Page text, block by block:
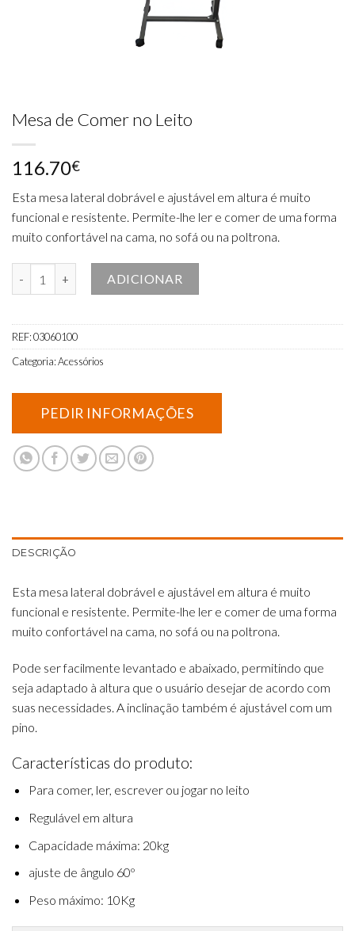
Mesa de Comer no Leito
116.70€
Esta mesa lateral dobrável e ajustável em altura é muito
funcional e resistente. Permite-lhe ler e comer de uma forma
muito confortável na cama, no sofá ou na poltrona.
ADICIONAR
REF:03060100
Categoria:Acessórios
DESCRIÇÃO
Esta mesa lateral dobrável e ajustável em altura é muito
funcional e resistente. Permite-lhe ler e comer de uma forma
muito confortável na cama, no sofá ou na poltrona.
Pode ser facilmente levantado e abaixado, permitindo que
seja adaptado à altura que o usuário desejar de acordo com
suas necessidades. A inclinação também é ajustável com um
pino.
Características do produto:
Para comer, ler, escrever ou jogar no leito
Regulável em altura
Capacidade máxima: 20kg
ajuste de ângulo 60º
Peso máximo: 10Kg